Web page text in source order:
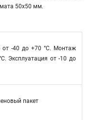
50х50 мм.
от -40 до +70 °C. Монтаж
Эксплуатация от -10 до
пакет